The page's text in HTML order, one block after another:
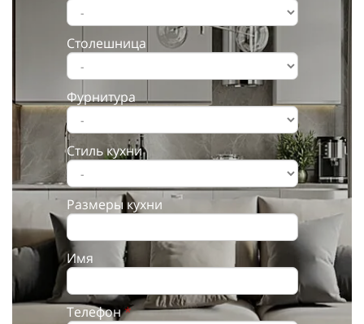
Столешница
Фурнитура
Стиль кухни
Размеры кухни
Имя
Телефон*